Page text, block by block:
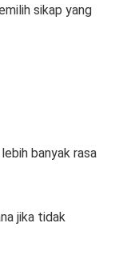
sikap yang
banyak rasa
jika tidak